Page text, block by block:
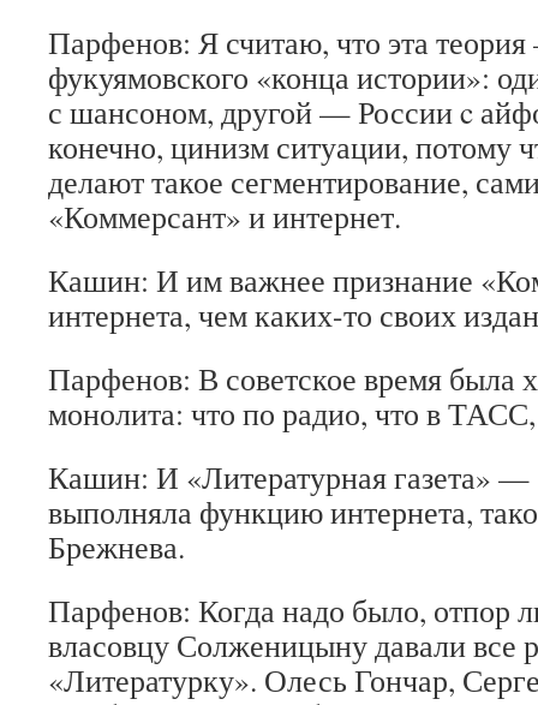
Парфенов: Я считаю, что эта
фукуямовского «конца истории»:
с шансоном, другой — России c
конечно, цинизм ситуации, потому
делают такое сегментирование,
«Коммерсант» и интернет.
Кашин: И им важнее признание
интернета, чем каких-то своих
Парфенов: В советское время была
монолита: что по радио, что в
Кашин: И «Литературная газета»
выполняла функцию интернета,
Брежнева.
Парфенов: Когда надо было, отпор
власовцу Солженицыну давали все
«Литературку». Олесь Гончар,